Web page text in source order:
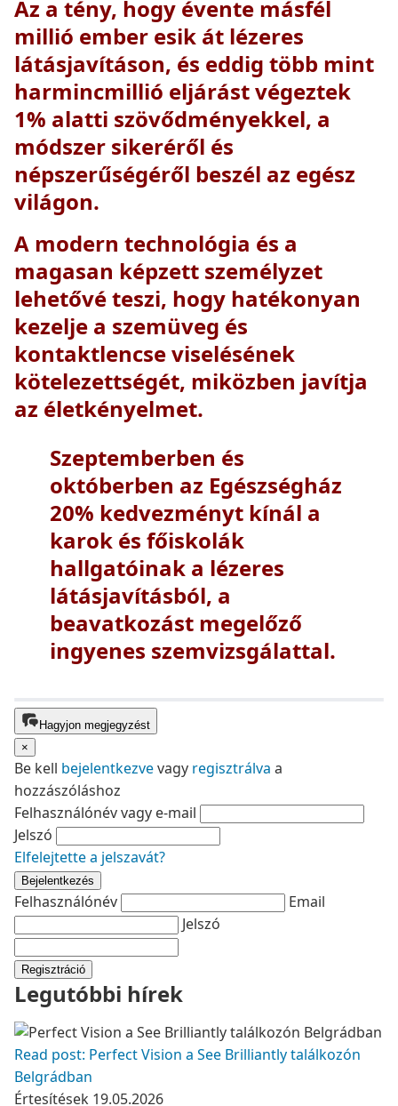
Az a tény, hogy évente másfél
millió ember esik át lézeres
látásjavításon, és eddig több mint
harmincmillió eljárást végeztek
1% alatti szövődményekkel, a
módszer sikeréről és
népszerűségéről beszél az egész
világon.
A modern technológia és a
magasan képzett személyzet
lehetővé teszi, hogy hatékonyan
kezelje a szemüveg és
kontaktlencse viselésének
kötelezettségét, miközben javítja
az életkényelmet.
Szeptemberben és
októberben az Egészségház
20% kedvezményt kínál a
karok és főiskolák
hallgatóinak a lézeres
látásjavításból, a
beavatkozást megelőző
ingyenes szemvizsgálattal.
Hagyjon megjegyzést
×
Be kell bejelentkezvevagy regisztrálva a
hozzászóláshoz
Felhasználónév vagy e-mail
Jelszó
Elfelejtette a jelszavát?
Bejelentkezés
Felhasználónév
Email
Jelszó
Regisztráció
Legutóbbi hírek
Read post: Perfect Vision a See Brilliantly találkozón
Belgrádban
Értesítések 19.05.2026